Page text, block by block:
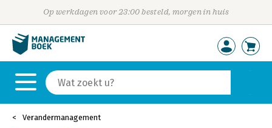
Op werkdagen voor 23:00 besteld, morgen in huis
Verandermanagement